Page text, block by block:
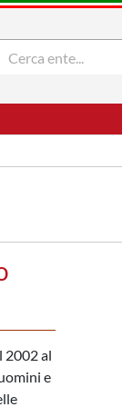
2002 al
e